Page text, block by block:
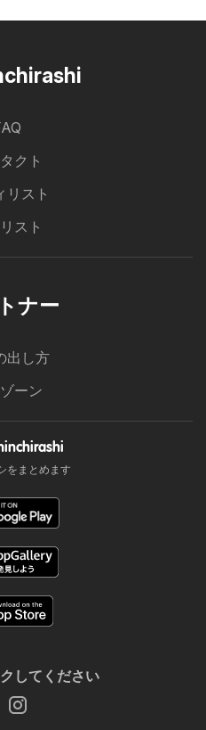
クト
リスト
スト
ナー
出し方
ーン
をまとめます
してください